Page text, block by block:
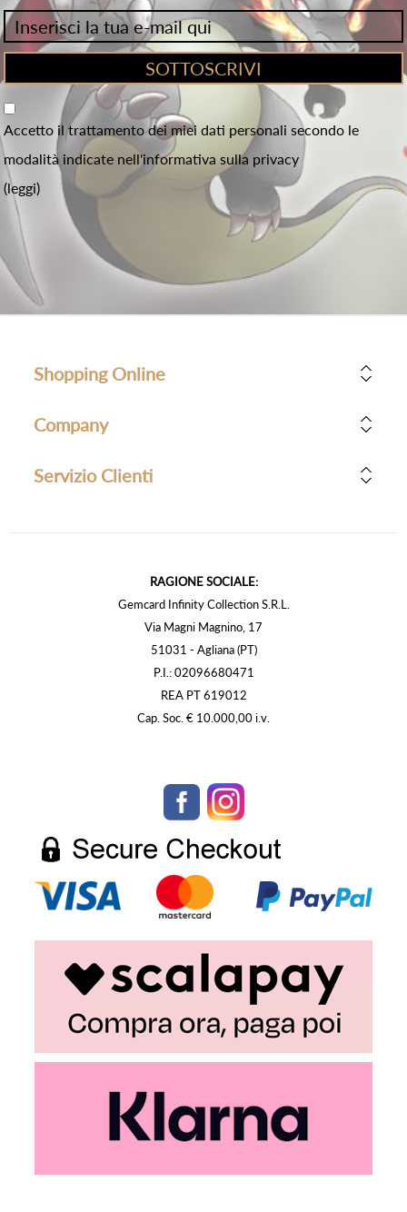
Accetto il trattamento dei miei dati personali secondo le
modalità indicate nell'informativa sulla privacy
(leggi)
Shopping Online
Company
Servizio Clienti
RAGIONE SOCIALE:
Gemcard Infinity Collection S.R.L.
Via Magni Magnino, 17
51031 - Agliana (PT)
P.I.: 02096680471
REA PT 619012
Cap. Soc. € 10.000,00 i.v.